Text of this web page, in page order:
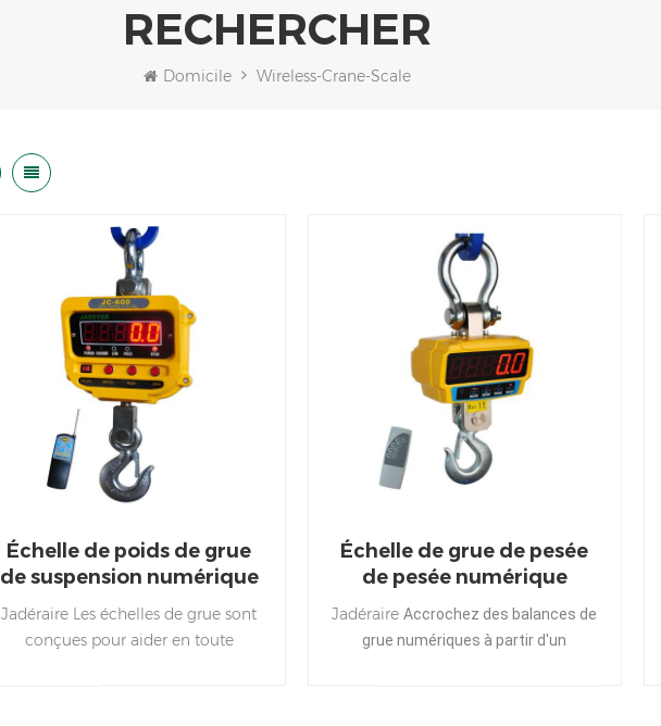
RECHERCHER
Domicile Wireless-Crane-Scale
Échelle de poids de grue
de suspension numérique
Jadéraire Les échelles de grue sont
conçues pour aider en toute
Échelle de grue de pesée
de pesée numérique
JadéraireAccrochez des balances de
grue numériques à partir d'un